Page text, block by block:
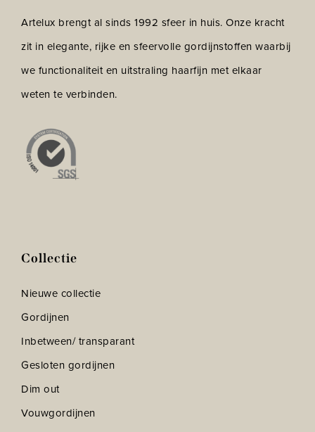
Artelux brengt al sinds 1992 sfeer in huis. Onze kracht
zit in elegante, rijke en sfeervolle gordijnstoffen waarbij
we functionaliteit en uitstraling haarfijn met elkaar
weten te verbinden.
Collectie
Nieuwe collectie
Gordijnen
Inbetween/ transparant
Gesloten gordijnen
Dim out
Vouwgordijnen